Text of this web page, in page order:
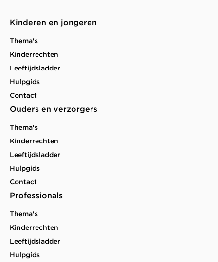
Kinderen en jongeren
Thema's
Kinderrechten
Leeftijdsladder
Hulpgids
Contact
Ouders en verzorgers
Thema's
Kinderrechten
Leeftijdsladder
Hulpgids
Contact
Professionals
Thema's
Kinderrechten
Leeftijdsladder
Hulpgids